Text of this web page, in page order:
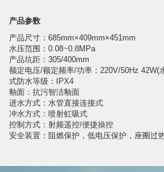
产品参数
产品尺寸：685mm×409mm×451mm
水压范围：0.08~0.8MPa
产品坑距：305/400mm
额定电压/额定频率/功率：220V/50Hz 42W(
式防水等级：IPX4
釉面：抗污智洁釉面
进水方式：水管直接连接式
冲水方式：喷射虹吸式
控制方式：射频遥控/便捷操控
安全装置：阻燃保护，低电压保护，座圈过